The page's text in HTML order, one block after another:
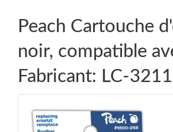
Peach Cartouche
noir, compatible
Fabricant: LC-